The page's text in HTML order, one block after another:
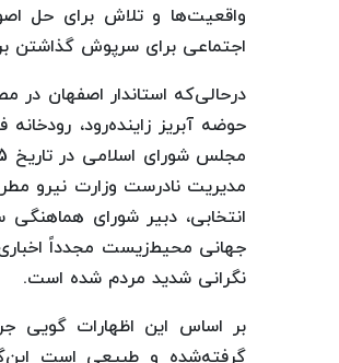
واقعیت‌ها و تلاش برای حل
اجتماعی برای سرپوش
حوضه آبریز زاینده‌رود،
انتخابی، دبیر شورای
جهانی محیط‌زیست مجدداً
نگرانی شدید مردم شده است.
بر اساس این اظهارات گویی
گرفته‌شده و طبیعی است